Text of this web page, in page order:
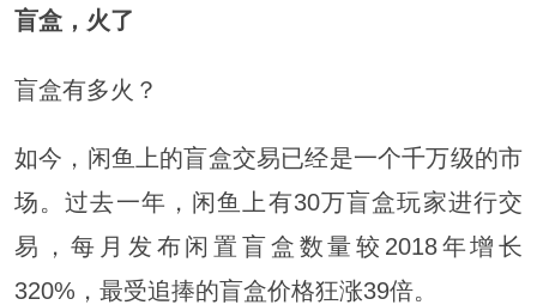
盲盒，火了
盲盒有多火？
如今，闲鱼上的盲盒交易已经是一个千万级的市
场。过去一年，闲鱼上有30万盲盒玩家进行交
易，每月发布闲置盲盒数量较2018年增长
320%，最受追捧的盲盒价格狂涨39倍。